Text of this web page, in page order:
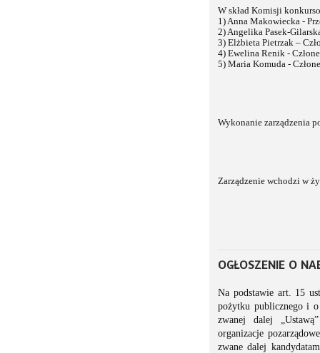
W skład Komisji
1) Anna Makowiecka -
2) Angelika Pasek-
3) Elżbieta Pietrzak –
4) Ewelina Renik -
5) Maria Komuda -
Wykonanie zarządzenia
Zarządzenie wchodzi w
OGŁOSZENIE O
Na podstawie art. 15
pożytku publicznego i
zwanej dalej
organizacje
zwane dalej